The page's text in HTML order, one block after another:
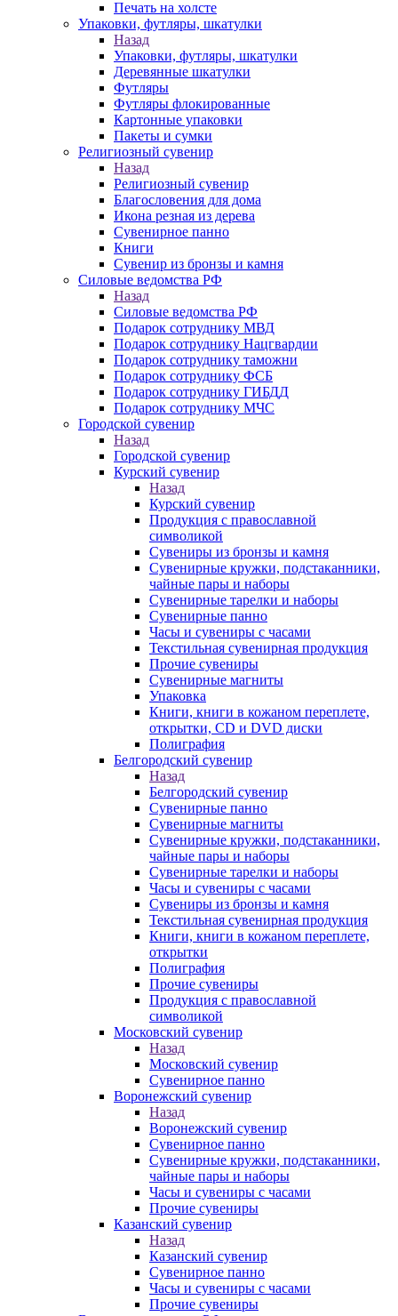
Печать на холсте
Упаковки, футляры, шкатулки
Назад
Упаковки, футляры, шкатулки
Деревянные шкатулки
Футляры
Футляры флокированные
Картонные упаковки
Пакеты и сумки
Религиозный сувенир
Назад
Религиозный сувенир
Благословения для дома
Икона резная из дерева
Сувенирное панно
Книги
Сувенир из бронзы и камня
Силовые ведомства РФ
Назад
Силовые ведомства РФ
Подарок сотруднику МВД
Подарок сотруднику Нацгвардии
Подарок сотруднику таможни
Подарок сотруднику ФСБ
Подарок сотруднику ГИБДД
Подарок сотруднику МЧС
Городской сувенир
Назад
Городской сувенир
Курский сувенир
Назад
Курский сувенир
Продукция с православной
символикой
Сувениры из бронзы и камня
Сувенирные кружки, подстаканники,
чайные пары и наборы
Сувенирные тарелки и наборы
Сувенирные панно
Часы и сувениры с часами
Текстильная сувенирная продукция
Прочие сувениры
Сувенирные магниты
Упаковка
Книги, книги в кожаном переплете,
открытки, CD и DVD диски
Полиграфия
Белгородский сувенир
Назад
Белгородский сувенир
Сувенирные панно
Сувенирные магниты
Сувенирные кружки, подстаканники,
чайные пары и наборы
Сувенирные тарелки и наборы
Часы и сувениры с часами
Сувениры из бронзы и камня
Текстильная сувенирная продукция
Книги, книги в кожаном переплете,
открытки
Полиграфия
Прочие сувениры
Продукция с православной
символикой
Московский сувенир
Назад
Московский сувенир
Сувенирное панно
Воронежский сувенир
Назад
Воронежский сувенир
Сувенирное панно
Сувенирные кружки, подстаканники,
чайные пары и наборы
Часы и сувениры с часами
Прочие сувениры
Казанский сувенир
Назад
Казанский сувенир
Сувенирное панно
Часы и сувениры с часами
Прочие сувениры